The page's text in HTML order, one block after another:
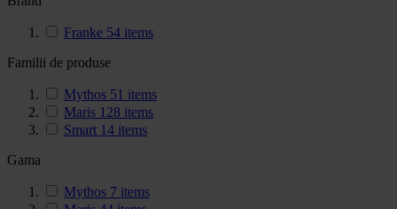
Franke 54 items
Familii de produse
Mythos 51 items
Maris 128 items
Smart 14 items
Gama
Mythos 7 items